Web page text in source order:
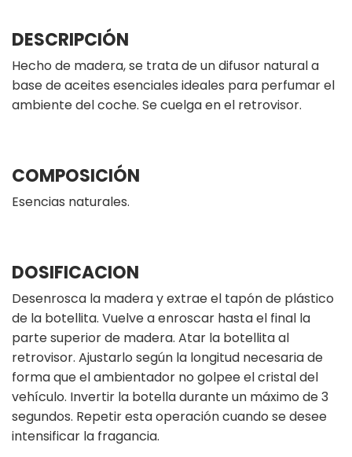
DESCRIPCIÓN
Hecho de madera, se trata de un difusor natural a
base de aceites esenciales ideales para perfumar el
ambiente del coche. Se cuelga en el retrovisor.
COMPOSICIÓN
Esencias naturales.
DOSIFICACION
Desenrosca la madera y extrae el tapón de plástico
de la botellita. Vuelve a enroscar hasta el final la
parte superior de madera. Atar la botellita al
retrovisor. Ajustarlo según la longitud necesaria de
forma que el ambientador no golpee el cristal del
vehículo. Invertir la botella durante un máximo de 3
segundos. Repetir esta operación cuando se desee
intensificar la fragancia.